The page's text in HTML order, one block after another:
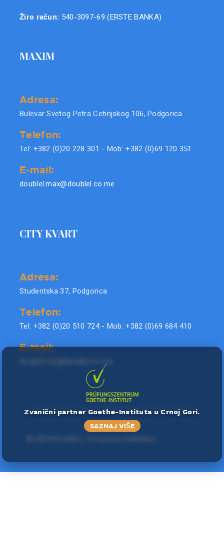
Žiro račun: 540-3097-69 (ERSTE BANKA)
MAXIM
Adresa:
Bulevar Svetog Petra Cetinjskog 106, Podgorica
Telefon:
Tel: +382 (0)20 228 301 - Mob: +382 (0)69 120 351
E-mail:
doublel.max@doublel.co.me
CITY KVART
Adresa:
Studentska 37, Podgorica
Telefon:
Tel: +382 (0)20 510 724 - Mob: +382 (0)69 684 410
E-mail:
Zvanični partner Goethe-Instituta u Crnoj Gori.
SAZNAJ VIŠE